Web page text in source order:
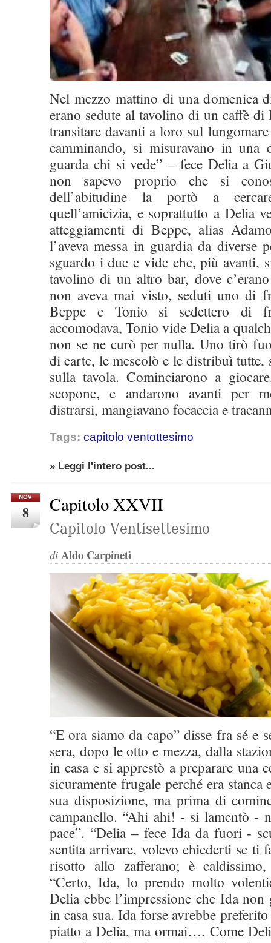
Nel mezzo mattino di una domenica
erano sedute al tavolino di un caffè
transitare davanti a loro sul
camminando, si misuravano in una
guarda chi si vede” – fece Delia a
non sapevo proprio che si
dell’abitudine la portò a
quell’amicizia, e soprattutto a Delia
atteggiamenti di Beppe, alias
l’aveva messa in guardia da diverse
sguardo i due e vide che, più avanti,
tavolino di un altro bar, dove
non aveva mai visto, seduti uno di
Beppe e Tonio si sedettero di
accomodava, Tonio vide Delia a
non se ne curò per nulla. Uno tirò
di carte, le mescolò e le distribuì tutte,
sulla tavola. Cominciarono a
scopone, e andarono avanti per
distrarsi, mangiavano focaccia e
Tags: capitolo ventottesimo
» Leggi l'intero post...
NOV
8 Capitolo XXVII
Capitolo Ventisettesimo
di Aldo Carpineti
“E ora siamo da capo” disse fra sé e
sera, dopo le otto e mezza, dalla
in casa e si apprestò a preparare una
sicuramente frugale perché era stanca
sua disposizione, ma prima di
campanello. “Ahi ahi! - si lamentò -
pace”. “Delia – fece Ida da fuori -
sentita arrivare, volevo chiederti se ti
risotto allo zafferano; è
“Certo, Ida, lo prendo molto
Delia ebbe l’impressione che Ida non
in casa sua. Ida forse avrebbe
piatto a Delia, ma ormai…. Come